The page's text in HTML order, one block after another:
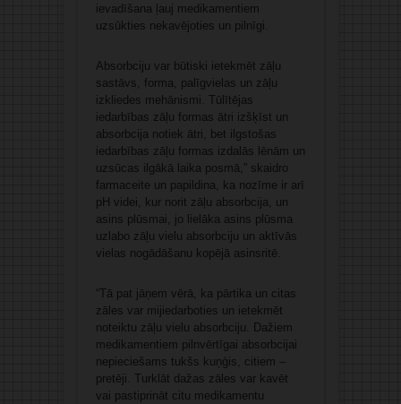
ievadīšana ļauj medikamentiem
uzsūkties nekavējoties un pilnīgi.
Absorbciju var būtiski ietekmēt zāļu
sastāvs, forma, palīgvielas un zāļu
izkliedes mehānismi. Tūlītējas
iedarbības zāļu formas ātri izšķīst un
absorbcija notiek ātri, bet ilgstošas
iedarbības zāļu formas izdalās lēnām un
uzsūcas ilgākā laika posmā,” skaidro
farmaceite un papildina, ka nozīme ir arī
pH videi, kur norit zāļu absorbcija, un
asins plūsmai, jo lielāka asins plūsma
uzlabo zāļu vielu absorbciju un aktīvās
vielas nogādāšanu kopējā asinsritē.
“Tā pat jāņem vērā, ka pārtika un citas
zāles var mijiedarboties un ietekmēt
noteiktu zāļu vielu absorbciju. Dažiem
medikamentiem pilnvērtīgai absorbcijai
nepieciešams tukšs kuņģis, citiem –
pretēji. Turklāt dažas zāles var kavēt
vai pastiprināt citu medikamentu